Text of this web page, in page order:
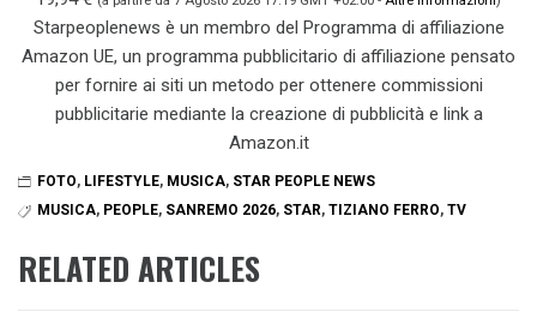
Starpeoplenews è un membro del Programma di affiliazione
Amazon UE, un programma pubblicitario di affiliazione pensato
per fornire ai siti un metodo per ottenere commissioni
pubblicitarie mediante la creazione di pubblicità e link a
Amazon.it
FOTO, LIFESTYLE, MUSICA, STAR PEOPLE NEWS
MUSICA, PEOPLE, SANREMO 2026, STAR, TIZIANO FERRO, TV
RELATED ARTICLES